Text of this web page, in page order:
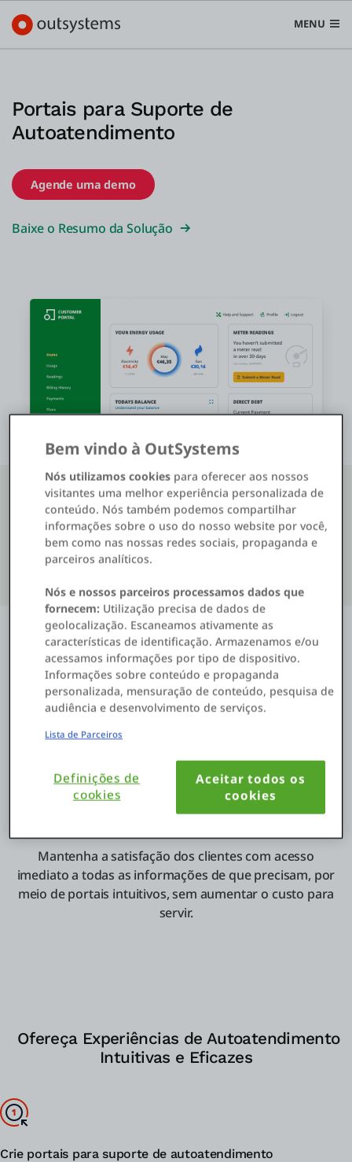
MENU
Plataforma
Casos de uso
Sobre a OutSystems
Entrar
Fale com o departamento de vendas
Suporte
Português
Portais para Suporte de
Autoatendimento
Agende uma demo
Baixe o Resumo da Solução
Melhore a satisfação e a retenção
de clientes com portais de
autoatendimento para eles
autoatendimento personalizados e de alta qualidade
que automatizam os processos de back-office, em uma
fração do tempo demandado pelos métodos
Mantenha a satisfação dos clientes com acesso
imediato a todas as informações de que precisam, por
meio de portais intuitivos, sem aumentar o custo para
servir.
Ofereça Experiências de Autoatendimento
Intuitivas e Eficazes
Crie portais para suporte de autoatendimento
Bem vindo à OutSystems
Nós utilizamos cookies para oferecer aos nossos
visitantes uma melhor experiência personalizada de
conteúdo. Nós também podemos compartilhar
informações sobre o uso do nosso website por você,
bem como nas nossas redes sociais, propaganda e
parceiros analíticos.
Nós e nossos parceiros processamos dados que
fornecem: Utilização precisa de dados de
geolocalização. Escaneamos ativamente as
características de identificação. Armazenamos e/ou
acessamos informações por tipo de dispositivo.
Informações sobre conteúdo e propaganda
personalizada, mensuração de conteúdo, pesquisa de
audiência e desenvolvimento de serviços.
Lista de Parceiros
Definições de
cookies
Aceitar todos os
cookies